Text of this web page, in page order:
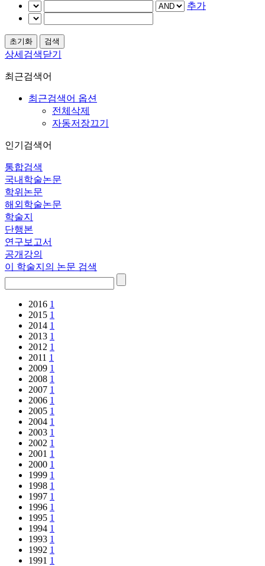
추가
상세검색닫기
최근검색어
최근검색어 옵션
전체삭제
자동저장끄기
인기검색어
통합검색
국내학술논문
학위논문
해외학술논문
학술지
단행본
연구보고서
공개강의
이 학술지의 논문 검색
2016 1
2015 1
2014 1
2013 1
2012 1
2011 1
2009 1
2008 1
2007 1
2006 1
2005 1
2004 1
2003 1
2002 1
2001 1
2000 1
1999 1
1998 1
1997 1
1996 1
1995 1
1994 1
1993 1
1992 1
1991 1